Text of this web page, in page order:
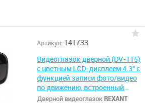
Артикул: 141733
Видеоглазок дверной (DV-115)
с цветным LCD-дисплеем 4.3" с
функцией записи фото/видео
по движению, встроенный
звонок, ночной режим работы
Дверной видеоглазок REXANT